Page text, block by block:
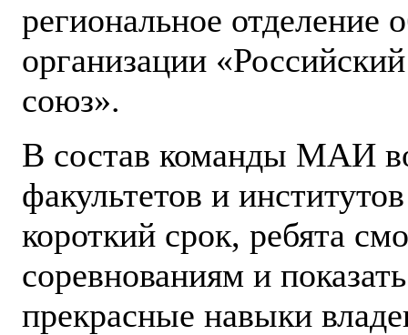
региональное отделение
организации
союз».
В состав команды МАИ
факультетов и
короткий срок, ребята
соревнованиям и
прекрасные навыки